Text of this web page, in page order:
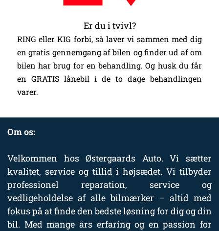
Er du i tvivl?
RING eller KIG forbi, så laver vi sammen med dig
en gratis gennemgang af bilen og finder ud af om
bilen har brug for en behandling. Og husk du får
en GRATIS lånebil i de to dage behandlingen
varer.
Om os:
Velkommen hos Østergaards Auto. Vi sætter
kvalitet, service og tillid i højsædet. Vi tilbyder
professionel reparation, service og
vedligeholdelse af alle bilmærker – altid med
fokus på at finde den bedste løsning for dig og din
bil. Med mange års erfaring og en passion for